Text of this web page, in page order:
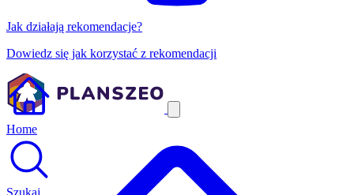
Jak działają rekomendacje?
Dowiedz się jak korzystać z rekomendacji
Home
Szukaj